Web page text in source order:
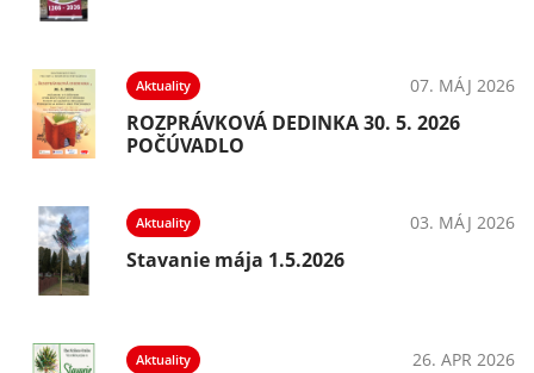
Aktuality 07. MÁJ 2026
ROZPRÁVKOVÁ DEDINKA 30. 5. 2026
POČÚVADLO
Aktuality 03. MÁJ 2026
Stavanie mája 1.5.2026
Aktuality 26. APR 2026